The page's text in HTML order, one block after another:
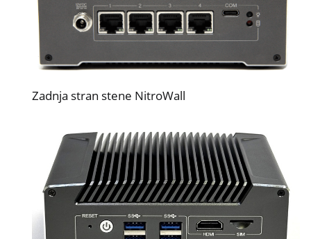
Zadnja stran stene NitroWall